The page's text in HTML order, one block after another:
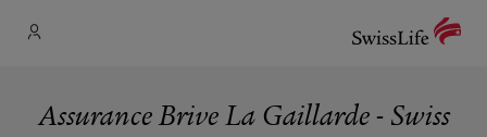
Assurance Brive La Gaillarde - Swiss